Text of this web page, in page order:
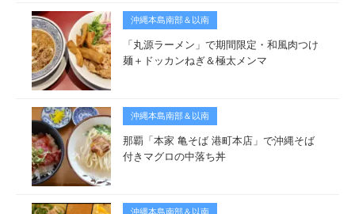
沖縄本島南部＆以南
「丸源ラーメン」で期間限定・和風肉つけ
麺＋ドッカンねぎ＆極太メンマ
沖縄本島南部＆以南
那覇「本家 亀そば 港町本店」で沖縄そば
付きマグロの中落ち丼
沖縄本島南部＆以南